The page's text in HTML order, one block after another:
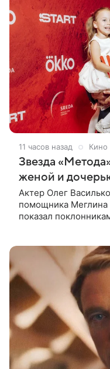
11 часов назад Кино
Звезда
женой и
Актер Олег
помощника Меглина
показал